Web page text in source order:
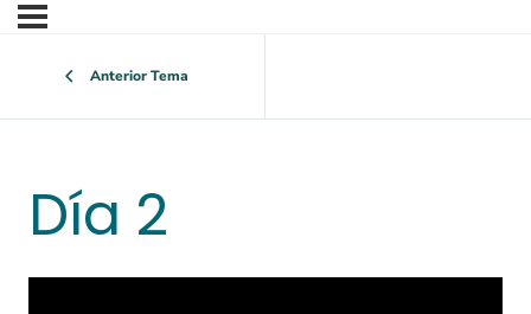
Anterior Tema
Día 2